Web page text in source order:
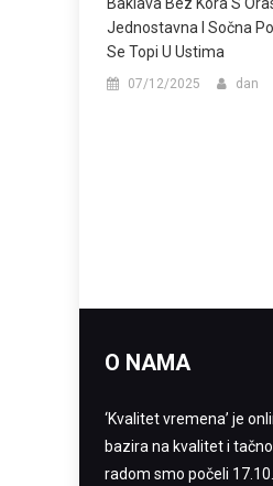
Jednostavna I Sočna
Se Topi U Ustima
07/12/2025 dan
O NAMA
‘Kvalitet vremena’ je
bazira na kvalitet i
radom smo počeli